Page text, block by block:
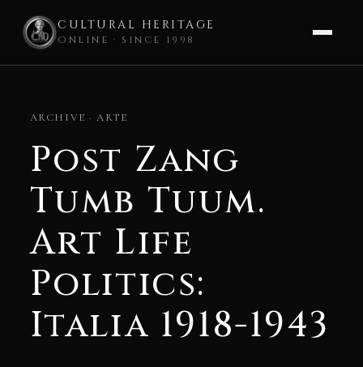
CULTURAL HERITAGE
ONLINE · SINCE 1998
contentARCHIVE · ARTE
Post Zang
Tumb Tuum.
Art Life
Politics:
Italia 1918-1943